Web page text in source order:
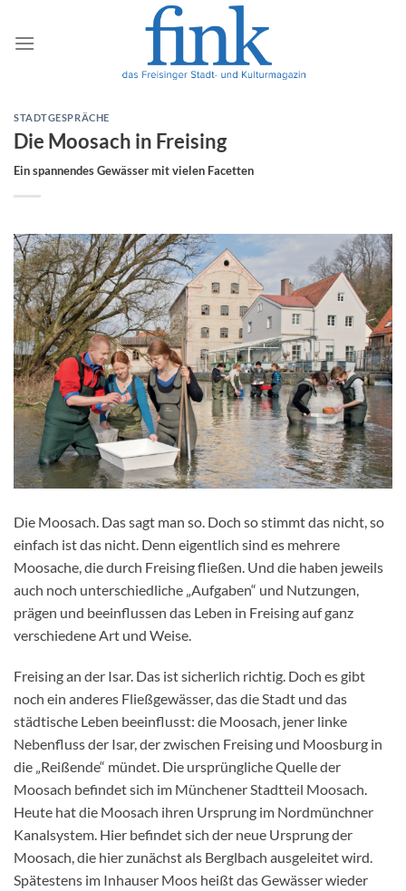
Inhalt
springen
STADTGESPRÄCHE
Die Moosach in Freising
Ein spannendes Gewässer mit vielen Facetten
Die Moosach. Das sagt man so. Doch so stimmt das nicht, so
einfach ist das nicht. Denn eigentlich sind es mehrere
Moosache, die durch Freising fließen. Und die haben jeweils
auch noch unterschiedliche „Aufgaben“ und Nutzungen,
prägen und beeinflussen das Leben in Freising auf ganz
verschiedene Art und Weise.
Freising an der Isar. Das ist sicherlich richtig. Doch es gibt
noch ein anderes Fließgewässer, das die Stadt und das
städtische Leben beeinflusst: die Moosach, jener linke
Nebenfluss der Isar, der zwischen Freising und Moosburg in
die „Reißende“ mündet. Die ursprüngliche Quelle der
Moosach befindet sich im Münchener Stadtteil Moosach.
Heute hat die Moosach ihren Ursprung im Nordmünchner
Kanalsystem. Hier befindet sich der neue Ursprung der
Moosach, die hier zunächst als Berglbach ausgeleitet wird.
Spätestens im Inhauser Moos heißt das Gewässer wieder